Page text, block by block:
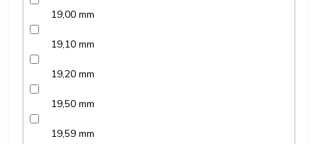
19,00 mm
19,10 mm
19,20 mm
19,50 mm
19,59 mm